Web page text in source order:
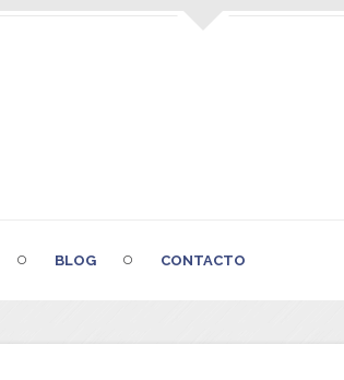
BLOG CONTACTO